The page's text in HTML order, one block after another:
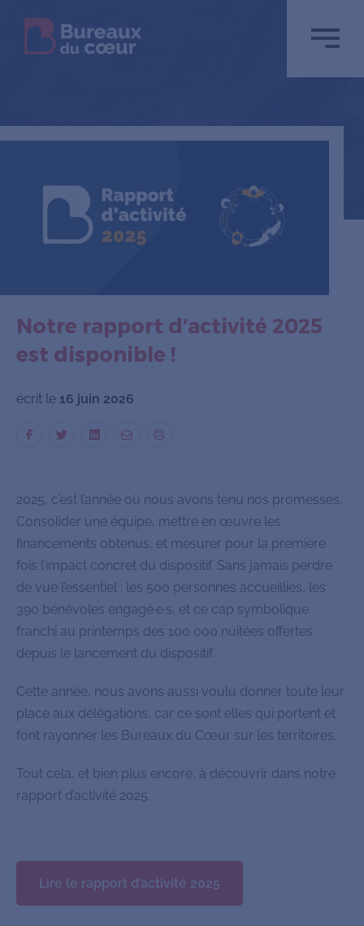
Notre rapport d’activité 2025
est disponible !
écrit le 16 juin 2026
2025, c’est l’année où nous avons tenu nos promesses.
Consolider une équipe, mettre en œuvre les
financements obtenus, et mesurer pour la première
fois l’impact concret du dispositif. Sans jamais perdre
de vue l’essentiel : les 500 personnes accueillies, les
390 bénévoles engagé·e·s, et ce cap symbolique
franchi au printemps des 100 000 nuitées offertes
depuis le lancement du dispositif.
Cette année, nous avons aussi voulu donner toute leur
place aux délégations, car ce sont elles qui portent et
font rayonner les Bureaux du Cœur sur les territoires.
Tout cela, et bien plus encore, à découvrir dans notre
rapport d’activité 2025.
Lire le rapport d’activité 2025